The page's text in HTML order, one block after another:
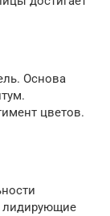
Основа
цветов.
лидирующие